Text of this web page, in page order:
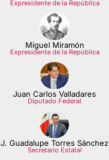
Expresidente de la República
Miguel Miramón
Expresidente de la República
Juan Carlos Valladares
Diputado Federal
J. Guadalupe Torres Sánchez
Secretario Estatal